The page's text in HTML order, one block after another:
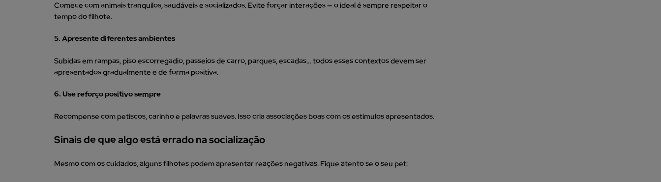
Comece com animais tranquilos, saudáveis e socializados. Evite forçar interações — o ideal é sempre respeitar o
tempo do filhote.
5. Apresente diferentes ambientes
Subidas em rampas, piso escorregadio, passeios de carro, parques, escadas… todos esses contextos devem ser
apresentados gradualmente e de forma positiva.
6. Use reforço positivo sempre
Recompense com petiscos, carinho e palavras suaves. Isso cria associações boas com os estímulos apresentados.
Sinais de que algo está errado na socialização
Mesmo com os cuidados, alguns filhotes podem apresentar reações negativas. Fique atento se o seu pet: